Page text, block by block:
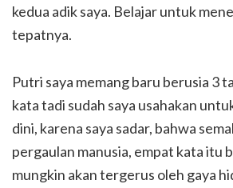
kedua adik saya. Belajar untuk
tepatnya.
Putri saya memang baru berusia 3
kata tadi sudah saya usahakan
dini, karena saya sadar, bahwa
pergaulan manusia, empat kata itu
mungkin akan tergerus oleh gaya